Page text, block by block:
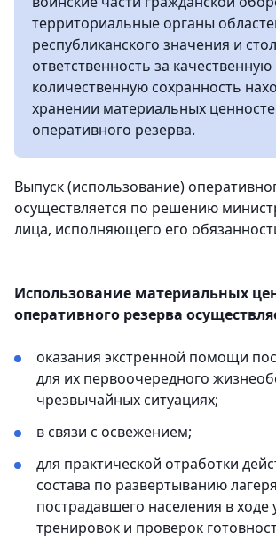
территориальные органы
республиканского значения и
ответственность за качественную
количественную сохранность
хранении материальных
оперативного резерва.
Выпуск (использование)
осуществляется по решению
лица, исполняющего его
Использование материальных
оперативного резерва
оказания экстренной помощи
для их первоочередного
чрезвычайных ситуациях;
в связи с освежением;
для практической отработки
состава по развертыванию
пострадавшего населения в ходе
тренировок и проверок